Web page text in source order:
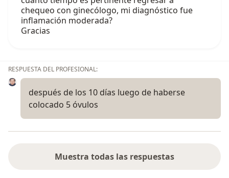
chequeo con ginecólogo, mi diagnóstico fue
inflamación moderada?
Gracias
RESPUESTA DEL PROFESIONAL:
después de los 10 días luego de haberse
colocado 5 óvulos
Muestra todas las respuestas